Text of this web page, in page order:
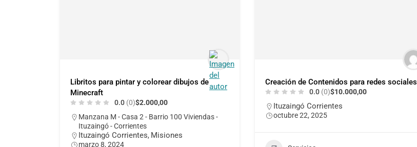
Libritos para pintar y colorear dibujos de
Minecraft
0.0 (0)$2.000,00
Manzana M - Casa 2 - Barrio 100 Viviendas -
Ituzaingó - Corrientes
Ituzaingó Corrientes, Misiones
marzo 8, 2024
Creación de Contenidos para redes sociales
0.0 (0)$10.000,00
Ituzaingó Corrientes
octubre 22, 2025